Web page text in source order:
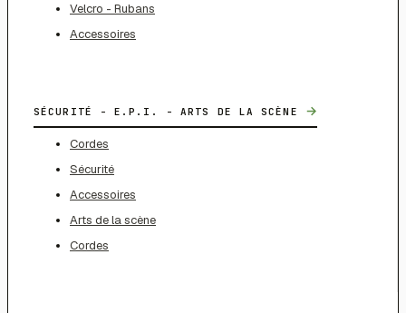
Velcro - Rubans
Accessoires
SÉCURITÉ - E.P.I. - ARTS DE LA SCÈNE →
Cordes
Sécurité
Accessoires
Arts de la scène
Cordes